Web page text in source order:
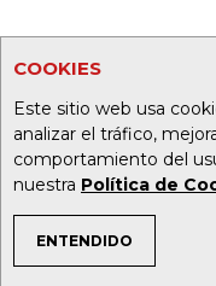
COOKIES
Este sitio web usa
analizar el tráfico,
comportamiento del
nuestra Política de
ENTENDIDO
TEMAS DE INTERÉS